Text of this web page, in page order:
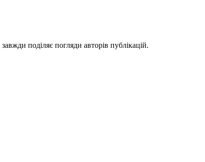
поділяє погляди авторів публікацій.